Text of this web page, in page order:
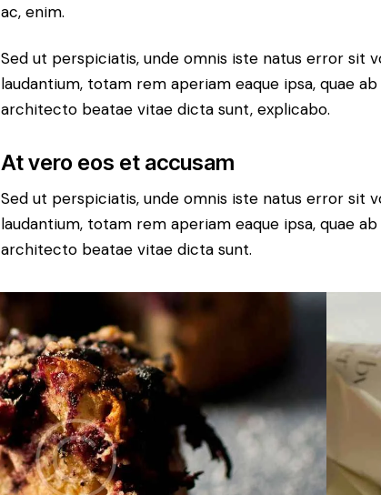
ac, enim.
Sed ut perspiciatis, unde omnis iste natus error sit
laudantium, totam rem aperiam eaque ipsa, quae
architecto beatae vitae dicta sunt, explicabo.
At vero eos et accusam
Sed ut perspiciatis, unde omnis iste natus error sit
laudantium, totam rem aperiam eaque ipsa, quae
architecto beatae vitae dicta sunt.